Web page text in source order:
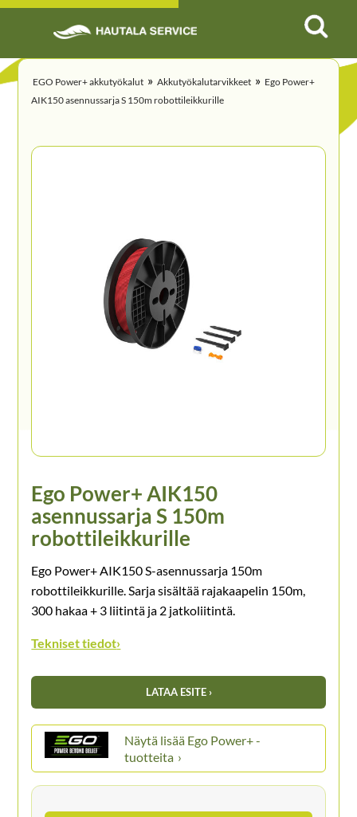
EGO Power+ akkutyökalut » Akkutyökalutarvikkeet » Ego Power+
AIK150 asennussarja S 150m robottileikkurille
Ego Power+ AIK150
asennussarja S 150m
robottileikkurille
Ego Power+ AIK150 S-asennussarja 150m
robottileikkurille. Sarja sisältää rajakaapelin 150m,
300 hakaa + 3 liitintä ja 2 jatkoliitintä.
Tekniset tiedot›
LATAA ESITE ›
Ego Power+ -
tuotteita